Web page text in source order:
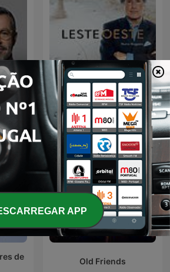
Leste/Oeste de Nuno
Rogeiro
de
Old Friends
APP